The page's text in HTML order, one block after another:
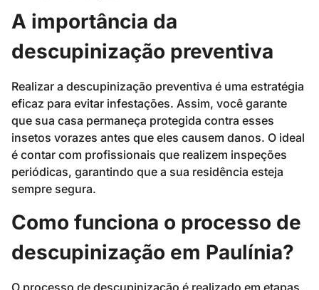
A importância da
descupinização preventiva
Realizar a descupinização preventiva é uma estratégia
eficaz para evitar infestações. Assim, você garante
que sua casa permaneça protegida contra esses
insetos vorazes antes que eles causem danos. O ideal
é contar com profissionais que realizem inspeções
periódicas, garantindo que a sua residência esteja
sempre segura.
Como funciona o processo de
descupinização em Paulínia?
O processo de descupinização é realizado em etapas,